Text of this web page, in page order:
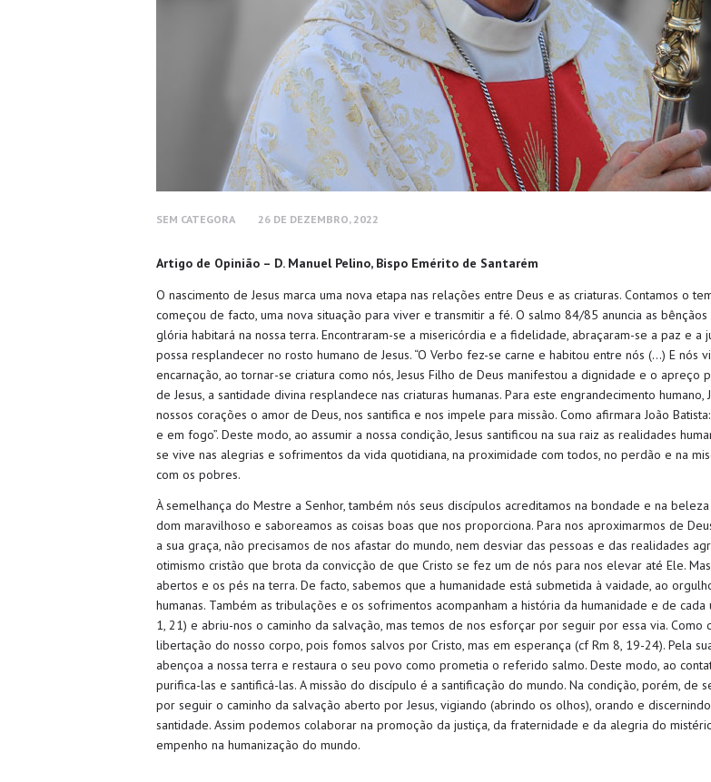
SEM CATEGORA 26 DE DEZEMBRO, 2022
Artigo de Opinião – D. Manuel Pelino, Bispo Emérito de Santarém
O nascimento de Jesus marca uma nova etapa nas relações entre Deus e as criaturas. Contamos o
começou de facto, uma nova situação para viver e transmitir a fé. O salmo 84/85 anuncia as
glória habitará na nossa terra. Encontraram-se a misericórdia e a fidelidade, abraçaram-se a paz e
possa resplandecer no rosto humano de Jesus. “O Verbo fez-se carne e habitou entre nós (…) E
encarnação, ao tornar-se criatura como nós, Jesus Filho de Deus manifestou a dignidade e o
de Jesus, a santidade divina resplandece nas criaturas humanas. Para este engrandecimento
nossos corações o amor de Deus, nos santifica e nos impele para missão. Como afirmara João
e em fogo”. Deste modo, ao assumir a nossa condição, Jesus santificou na sua raiz as realidades
se vive nas alegrias e sofrimentos da vida quotidiana, na proximidade com todos, no perdão e na
com os pobres.
À semelhança do Mestre a Senhor, também nós seus discípulos acreditamos na bondade e na
dom maravilhoso e saboreamos as coisas boas que nos proporciona. Para nos aproximarmos de
a sua graça, não precisamos de nos afastar do mundo, nem desviar das pessoas e das realidades
otimismo cristão que brota da convicção de que Cristo se fez um de nós para nos elevar até Ele.
abertos e os pés na terra. De facto, sabemos que a humanidade está submetida à vaidade, ao
humanas. Também as tribulações e os sofrimentos acompanham a história da humanidade e de
1, 21) e abriu-nos o caminho da salvação, mas temos de nos esforçar por seguir por essa via.
libertação do nosso corpo, pois fomos salvos por Cristo, mas em esperança (cf Rm 8, 19-24). Pela
abençoa a nossa terra e restaura o seu povo como prometia o referido salmo. Deste modo, ao
purifica-las e santificá-las. A missão do discípulo é a santificação do mundo. Na condição, porém, de
por seguir o caminho da salvação aberto por Jesus, vigiando (abrindo os olhos), orando e
santidade. Assim podemos colaborar na promoção da justiça, da fraternidade e da alegria do
empenho na humanização do mundo.